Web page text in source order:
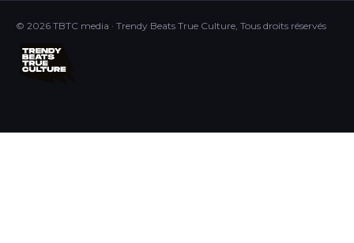
© 2026 TBTC media · Trendy Beats True Culture, Tous droits réservés